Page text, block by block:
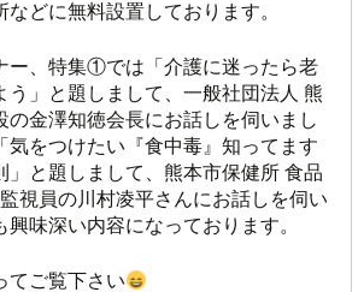
どに無料設置しております。
ー、特集①では「介護に迷ったら老
う」と題しまして、一般社団法人 熊
の金澤知徳会長にお話しを伺いまし
をつけたい『食中毒』知ってます
」と題しまして、熊本市保健所 食品
視員の川村凌平さんにお話しを伺い
興味深い内容になっております。
てご覧下さい